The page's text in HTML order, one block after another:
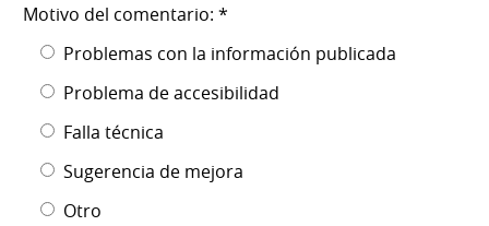
Motivo del comentario: *
Problemas con la información publicada
Problema de accesibilidad
Falla técnica
Sugerencia de mejora
Otro